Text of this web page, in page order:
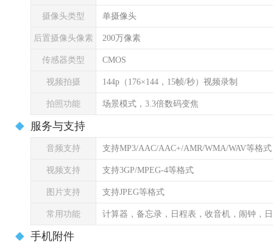
摄像头类型 单摄像头
后置摄像头像素 200万像素
传感器类型 CMOS
视频拍摄 144p（176×144，15帧/秒）视频录制
拍照功能 场景模式，3.3倍数码变焦
服务与支持
音频支持 支持MP3/AAC/AAC+/AMR/WMA/WAV等格式
视频支持 支持3GP/MPEG-4等格式
图片支持 支持JPEG等格式
常用功能 计算器，备忘录，日程表，收音机，闹钟，
手机附件